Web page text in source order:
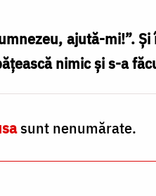
ajută-mi!”.
nimic și s-a
sunt nenumărate.